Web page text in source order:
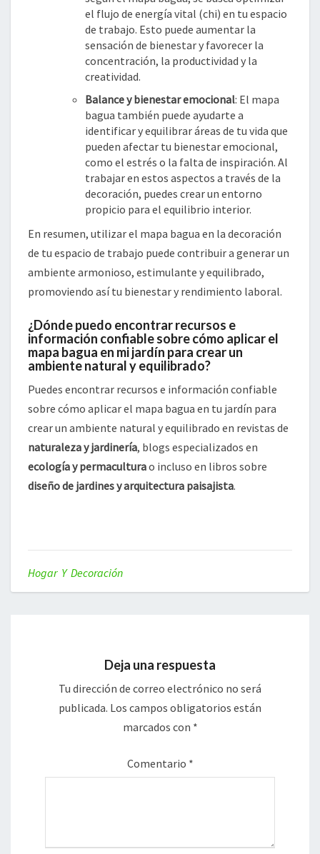
el flujo de energía vital (chi) en tu espacio
de trabajo. Esto puede aumentar la
sensación de bienestar y favorecer la
concentración, la productividad y la
creatividad.
Balance y bienestar emocional: El mapa
bagua también puede ayudarte a
identificar y equilibrar áreas de tu vida que
pueden afectar tu bienestar emocional,
como el estrés o la falta de inspiración. Al
trabajar en estos aspectos a través de la
decoración, puedes crear un entorno
propicio para el equilibrio interior.
En resumen, utilizar el mapa bagua en la decoración
de tu espacio de trabajo puede contribuir a generar un
ambiente armonioso, estimulante y equilibrado,
promoviendo así tu bienestar y rendimiento laboral.
¿Dónde puedo encontrar recursos e
información confiable sobre cómo aplicar el
mapa bagua en mi jardín para crear un
ambiente natural y equilibrado?
Puedes encontrar recursos e información confiable
sobre cómo aplicar el mapa bagua en tu jardín para
crear un ambiente natural y equilibrado en revistas de
naturaleza y jardinería, blogs especializados en
ecología y permaculturao incluso en libros sobre
diseño de jardines y arquitectura paisajista.
Hogar Y Decoración
Deja una respuesta
Tu dirección de correo electrónico no será
publicada. Los campos obligatorios están
marcados con *
Comentario *